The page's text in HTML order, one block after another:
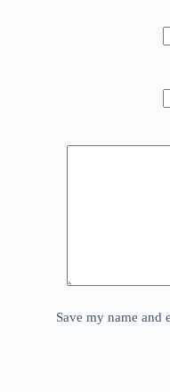
Save my name and